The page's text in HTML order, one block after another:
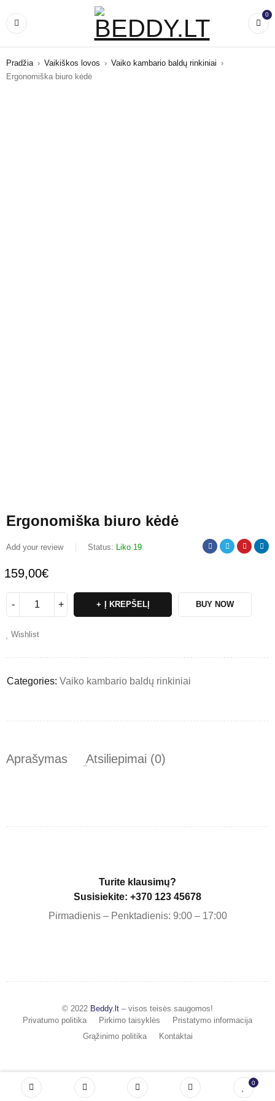
0
Pradžia › Vaikiškos lovos › Vaiko kambario baldų rinkiniai ›
Ergonomiška biuro kėdė
Ergonomiška biuro kėdė
Add your review Status: Liko 19
159,00€
Į KREPŠELĮ BUY NOW
Wishlist
Categories: Vaiko kambario baldų rinkiniai
Aprašymas Atsiliepimai (0)
Turite klausimų?
Susisiekite: +370 123 45678
Pirmadienis – Penktadienis: 9:00 – 17:00
© 2022 Beddy.lt – visos teisės saugomos!
Privatumo politika
Pirkimo taisyklės
Pristatymo informacija
Grąžinimo politika
Kontaktai
0